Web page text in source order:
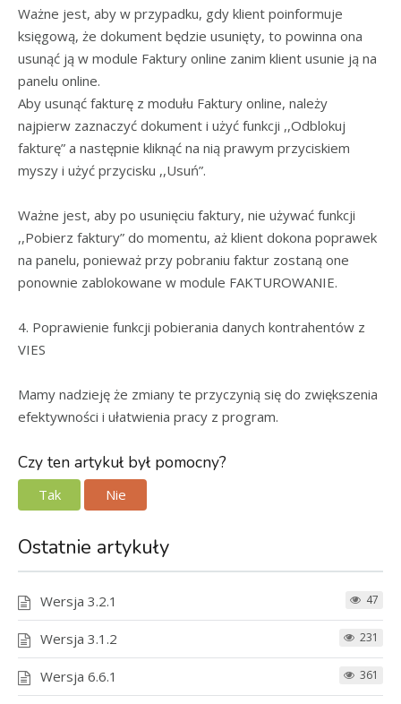
Ważne jest, aby w przypadku, gdy klient poinformuje
księgową, że dokument będzie usunięty, to powinna ona
usunąć ją w module Faktury online zanim klient usunie ją na
panelu online.
Aby usunąć fakturę z modułu Faktury online, należy
najpierw zaznaczyć dokument i użyć funkcji ,,Odblokuj
fakturę” a następnie kliknąć na nią prawym przyciskiem
myszy i użyć przycisku ,,Usuń”.
Ważne jest, aby po usunięciu faktury, nie używać funkcji
,,Pobierz faktury” do momentu, aż klient dokona poprawek
na panelu, ponieważ przy pobraniu faktur zostaną one
ponownie zablokowane w module FAKTUROWANIE.
4. Poprawienie funkcji pobierania danych kontrahentów z
VIES
Mamy nadzieję że zmiany te przyczynią się do zwiększenia
efektywności i ułatwienia pracy z program.
Czy ten artykuł był pomocny?
Tak Nie
Ostatnie artykuły
Wersja 3.2.1 47
Wersja 3.1.2 231
Wersja 6.6.1 361